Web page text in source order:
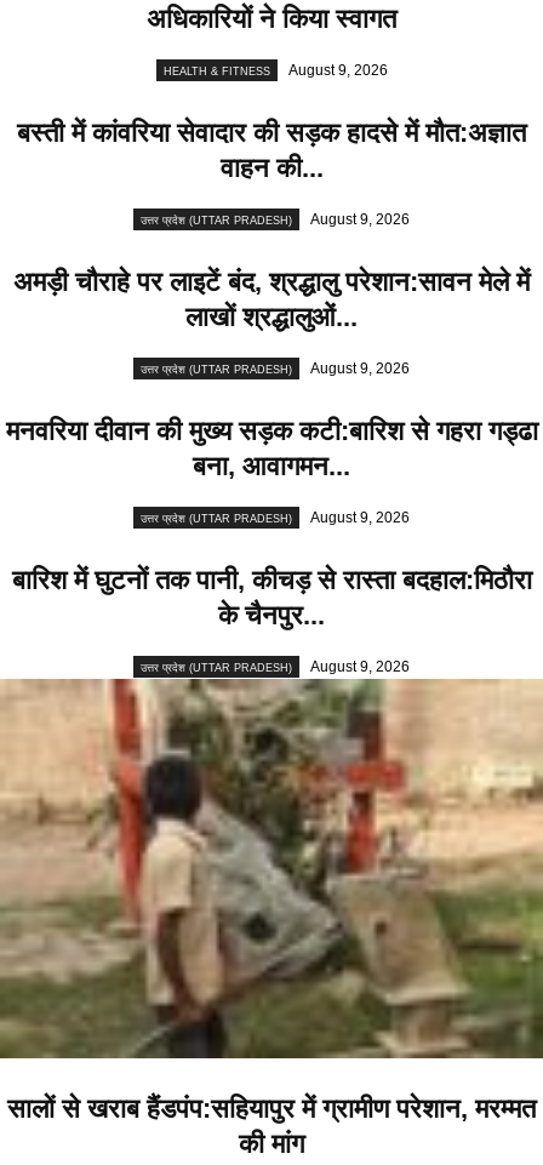
अधिकारियों ने किया स्वागत
HEALTH & FITNESS August 9, 2026
बस्ती में कांवरिया सेवादार की सड़क हादसे में मौत:अज्ञात
वाहन की...
उत्तर प्रदेश (UTTAR PRADESH) August 9, 2026
अमड़ी चौराहे पर लाइटें बंद, श्रद्धालु परेशान:सावन मेले में
लाखों श्रद्धालुओं...
उत्तर प्रदेश (UTTAR PRADESH) August 9, 2026
मनवरिया दीवान की मुख्य सड़क कटी:बारिश से गहरा गड्ढा
बना, आवागमन...
उत्तर प्रदेश (UTTAR PRADESH) August 9, 2026
बारिश में घुटनों तक पानी, कीचड़ से रास्ता बदहाल:मिठौरा
के चैनपुर...
उत्तर प्रदेश (UTTAR PRADESH) August 9, 2026
सालों से खराब हैंडपंप:सहियापुर में ग्रामीण परेशान, मरम्मत
की मांग